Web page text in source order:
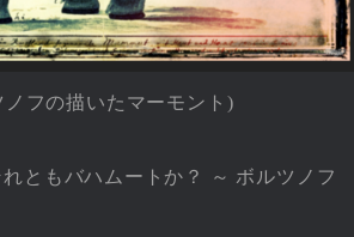
ノフの描いたマーモント)
ともバハムートか？ ～ ボルツノフ